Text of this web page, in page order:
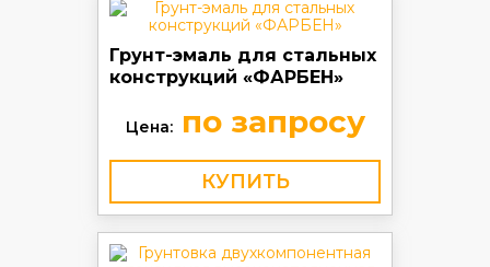
Грунт-эмаль для стальных
конструкций «ФАРБЕН»
Цена:по запросу
КУПИТЬ